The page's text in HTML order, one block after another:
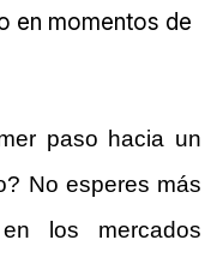
en momentos de
paso hacia un
No esperes más
los mercados